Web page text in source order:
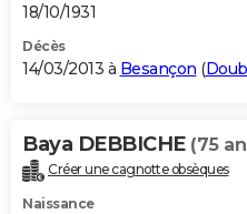
18/10/1931
Décès
14/03/2013 à Besançon (
Baya DEBBICHE (75
Créer une cagnotte obsèques
Naissance